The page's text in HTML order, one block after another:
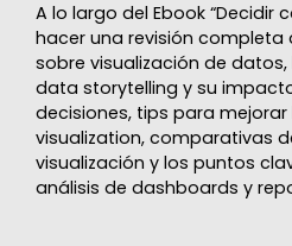
A lo largo del Ebook “Decidir
hacer una revisión
sobre visualización de
data storytelling y su
decisiones, tips para
visualization, comparativas
visualización y los puntos
análisis de dashboards y